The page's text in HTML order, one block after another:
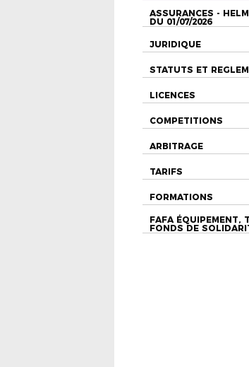
ASSURANCES -
DU 01/07/2026
JURIDIQUE
STATUTS ET
LICENCES
COMPETITIONS
ARBITRAGE
TARIFS
FORMATIONS
FAFA ÉQUIPEMENT,
FONDS DE